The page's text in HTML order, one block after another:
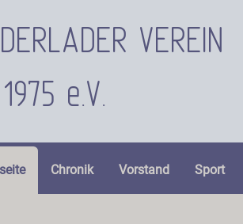
VEREIN
e.V.
Chronik Vorstand Sport